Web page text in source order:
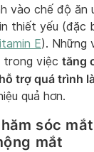
vào chế độ ăn
thiết yếu (đặc
E). Những
trong việc tăng
hỗ trợ quá trình
quả hơn.
sóc
mắt